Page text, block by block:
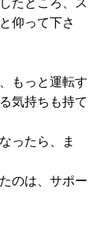
仰って下さ
もっと運転す
気持ちも持て
ったら、ま
のは、サポー